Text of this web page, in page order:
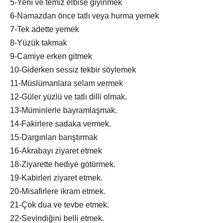
5-Yeni ve temiz elbise giyinmek
6-Namazdan önce tatlı veya hurma yemek
7-Tek adette yemek
8-Yüzük takmak
9-Camiye erken gitmek
10-Giderken sessiz tekbir söylemek
11-Müslümanlara selam vermek
12-Güler yüzlü ve tatlı dilli olmak.
13-Müminlerle bayramlaşmak.
14-Fakirlere sadaka vermek.
15-Dargınları barıştırmak
16-Akrabayı ziyaret etmek
18-Ziyarette hediye götürmek.
19-Kabirleri ziyaret etmek.
20-Misafirlere ikram etmek.
21-Çok dua ve tevbe etmek.
22-Sevindiğini belli etmek.